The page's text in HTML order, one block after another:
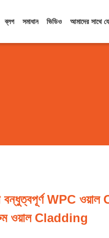
ব্লগ সমাধান ভিডিও আমাদের সাথে
WPC
ওয়াল Cladding